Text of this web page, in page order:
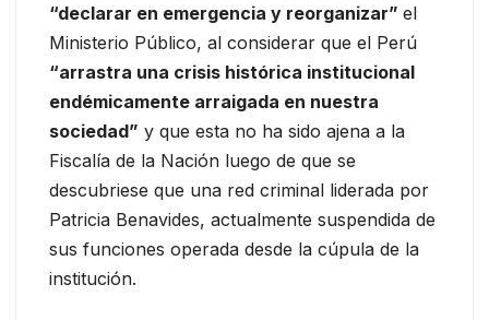
“declarar en emergencia y reorganizar” el
Ministerio Público, al considerar que el Perú
“arrastra una crisis histórica institucional
endémicamente arraigada en nuestra
sociedad” y que esta no ha sido ajena a la
Fiscalía de la Nación luego de que se
descubriese que una red criminal liderada por
Patricia Benavides, actualmente suspendida de
sus funciones operada desde la cúpula de la
institución.